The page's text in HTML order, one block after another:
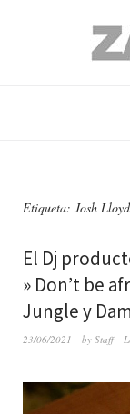
Etiqueta: Josh Lloyd
El Dj
» Don’t be
Jungle y
23/06/2021 by Staff